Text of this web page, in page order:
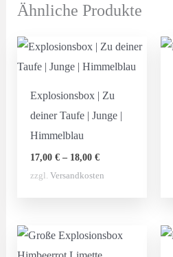
Ähnliche Produkte
Explosionsbox | Zu
deiner Taufe | Junge |
Himmelblau
17,00 €– 18,00 €
zzgl. Versandkosten